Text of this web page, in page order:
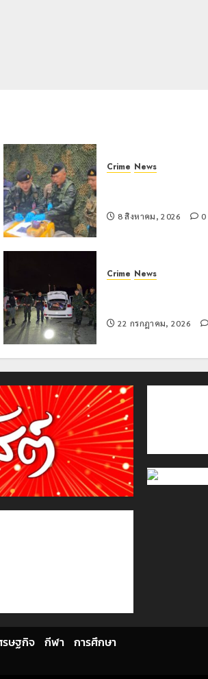
Crime News
8 สิงหาคม, 2026 0
Crime News
22 กรกฎาคม, 2026
รษฐกิจ กีฬา การศึกษา